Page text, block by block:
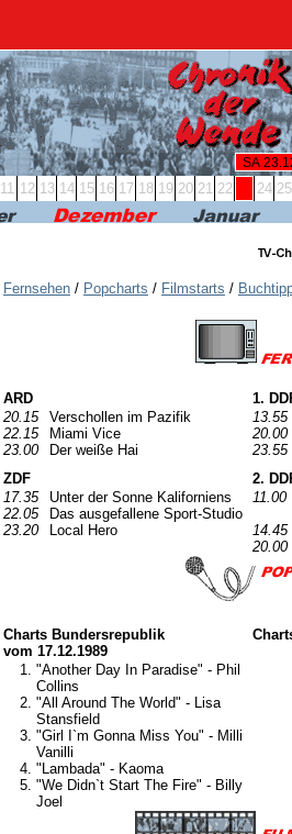
SA
11 12 13 14 15 16 17 18 19 20 21 22 24 25
Fernsehen / Popcharts / Filmstarts /
ARD
20.15
Verschollen im Pazifik
22.15
Miami Vice
23.00
Der weiße Hai
1.
13.55
20.00
23.55
ZDF
17.35
Unter der Sonne Kaliforniens
22.05
Das ausgefallene Sport-Studio
23.20
Local Hero
2.
11.00
14.45
20.00
Charts Bundersrepublik
vom 17.12.1989
"Another Day In Paradise" - Phil
Collins
"All Around The World" - Lisa
Stansfield
"Girl I`m Gonna Miss You" - Milli
Vanilli
"Lambada" - Kaoma
"We Didn`t Start The Fire" - Billy
Joel